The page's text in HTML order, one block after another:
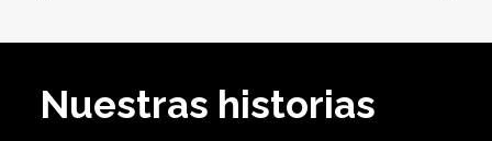
Nuestras historias